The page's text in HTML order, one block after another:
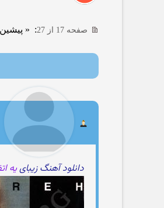
صفحه 17 از 27 : « پیشین
دانلود آهنگ زیباییه